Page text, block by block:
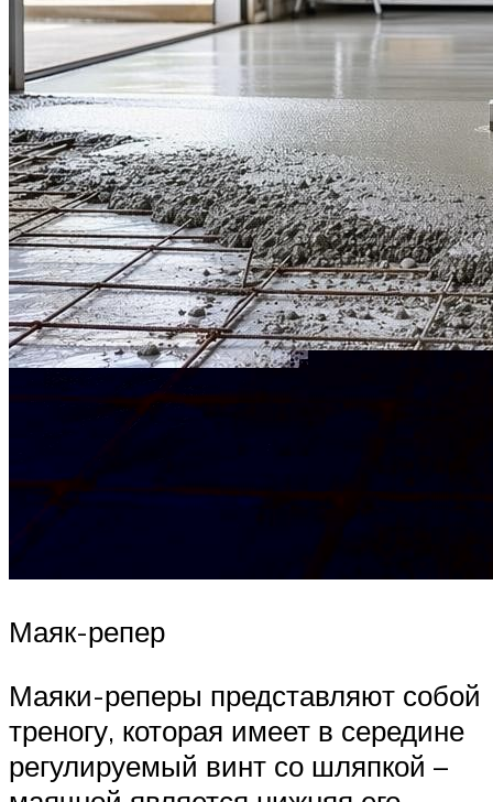
Маяк-репер
Маяки-реперы представляют собой
треногу, которая имеет в середине
регулируемый винт со шляпкой –